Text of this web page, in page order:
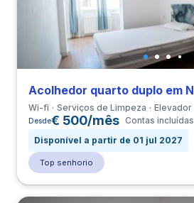
Wi-fi Serviços de Limpeza Elevador
Desde€ 500/mês Contas incluídas
Disponível a partir de 01 jul 2027
Top senhorio